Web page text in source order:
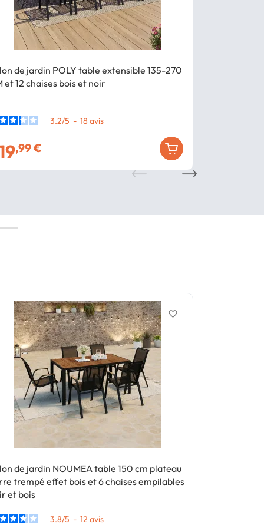
de jardin POLY table extensible 135-270
et 12 chaises bois et noir
3.2/5 - 18 avis
,99 €
de jardin NOUMEA table 150 cm plateau
trempé effet bois et 6 chaises empilables
et bois
3.8/5 - 12 avis
favorite_border